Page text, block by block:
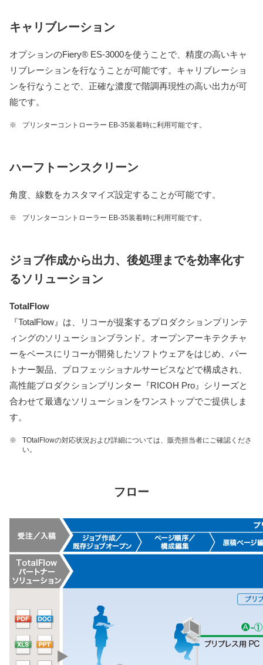
キャリブレーション
オプションのFiery® ES-3000を使うことで、精度の高いキャ
リブレーションを行なうことが可能です。キャリブレーショ
ンを行なうことで、正確な濃度で階調再現性の高い出力が可
能です。
※ プリンターコントローラー EB-35装着時に利用可能です。
ハーフトーンスクリーン
角度、線数をカスタマイズ設定することが可能です。
※ プリンターコントローラー EB-35装着時に利用可能です。
ジョブ作成から出力、後処理までを効率化す
るソリューション
TotalFlow
『TotalFlow』は、リコーが提案するプロダクションプリンテ
ィングのソリューションブランド。オープンアーキテクチャ
ーをベースにリコーが開発したソフトウェアをはじめ、パー
トナー製品、プロフェッショナルサービスなどで構成され、
高性能プロダクションプリンター『RICOH Pro』シリーズと
合わせて最適なソリューションをワンストップでご提供しま
す。
※
TOtalFlowの対応状況および詳細については、販売担当者にご確認くださ
い。
フロー